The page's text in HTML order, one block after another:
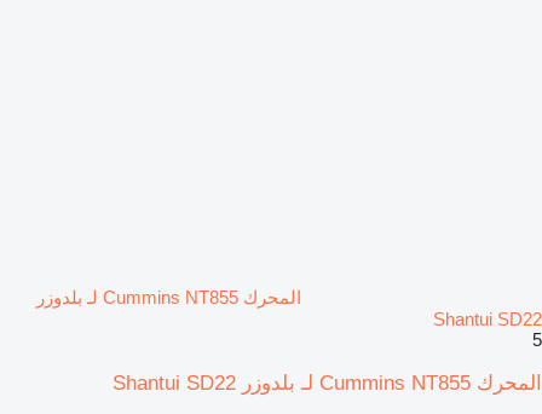
المحرك Cummins NT855 لـ بلدوزر
Shantui SD22
5
المحرك Cummins NT855 لـ بلدوزر Shantui SD22